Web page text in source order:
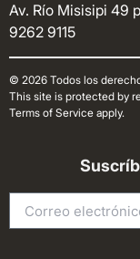
Av. Río Misisipi 49
9262 9115
© 2026 Todos los
This site is protected by
Terms of Service apply.